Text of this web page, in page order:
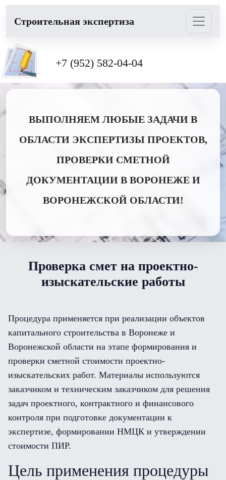
Cтроительная экспертиза
+7 (952) 582-04-04
ВЫПОЛНЯЕМ ЛЮБЫЕ ЗАДАЧИ В
ОБЛАСТИ ЭКСПЕРТИЗЫ ПРОЕКТОВ,
ПРОВЕРКИ СМЕТНОЙ
ДОКУМЕНТАЦИИ В ВОРОНЕЖЕ И
ВОРОНЕЖСКОЙ ОБЛАСТИ!
Проверка смет на проектно-
изыскательские работы
Процедура применяется при реализации объектов
капитального строительства в Воронеже и
Воронежской области на этапе формирования и
проверки сметной стоимости проектно-
изыскательских работ. Материалы используются
заказчиком и техническим заказчиком для решения
задач проектного, контрактного и финансового
контроля при подготовке документации к
экспертизе, формировании НМЦК и утверждении
стоимости ПИР.
Цель применения процедуры